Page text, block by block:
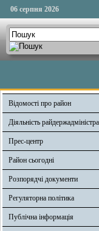
06 серпня 2026
Відомості про район
Діяльність
Прес-центр
Район сьогодні
Розпорядчі документи
Регуляторна політика
Публічна інформація